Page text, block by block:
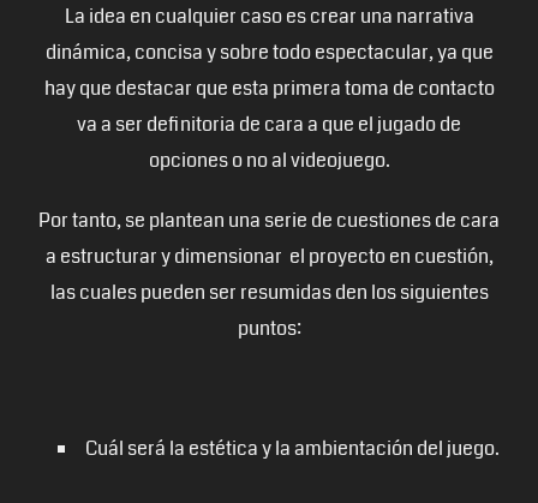
La idea en cualquier caso es crear una narrativa
dinámica, concisa y sobre todo espectacular, ya que
hay que destacar que esta primera toma de contacto
va a ser definitoria de cara a que el jugado de
opciones o no al videojuego.
Por tanto, se plantean una serie de cuestiones de cara
a estructurar y dimensionar el proyecto en cuestión,
las cuales pueden ser resumidas den los siguientes
puntos:
Cuál será la estética y la ambientación del juego.